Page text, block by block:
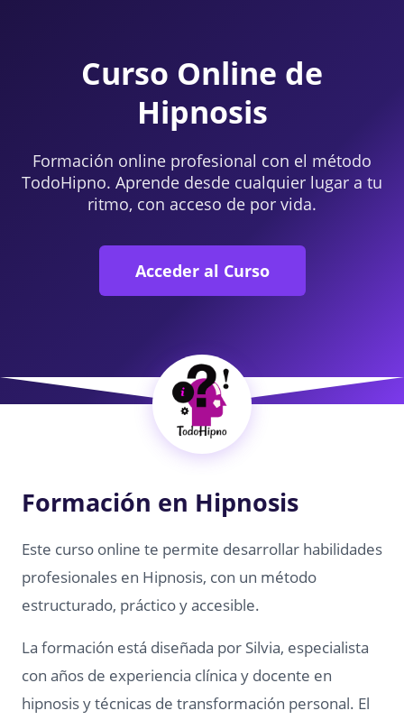
Curso Online de
Hipnosis
Formación online profesional con el método
TodoHipno. Aprende desde cualquier lugar a tu
ritmo, con acceso de por vida.
Acceder al Curso
Formación en Hipnosis
Este curso online te permite desarrollar habilidades
profesionales en Hipnosis, con un método
estructurado, práctico y accesible.
La formación está diseñada por Silvia, especialista
con años de experiencia clínica y docente en
hipnosis y técnicas de transformación personal. El